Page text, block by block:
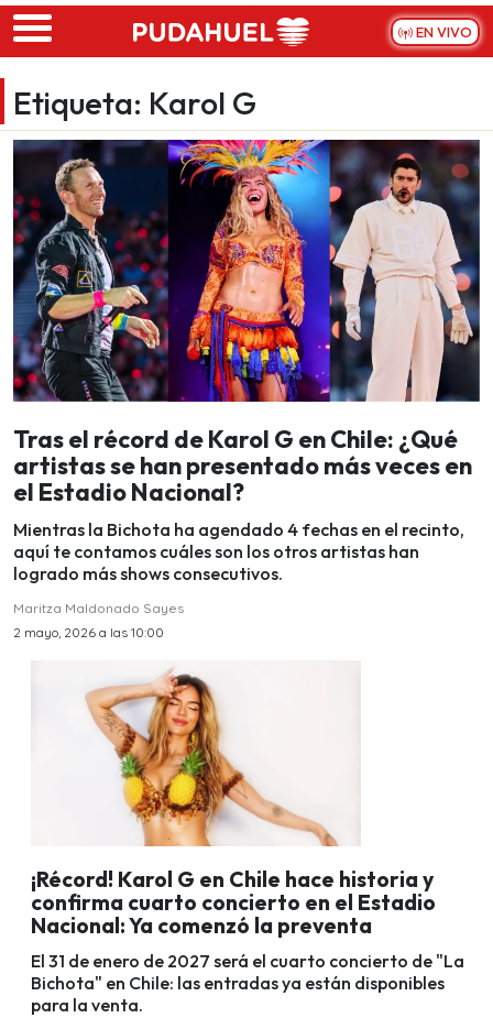
Skip to main content
EN VIVO
Etiqueta: Karol G
Tras el récord de Karol G en Chile: ¿Qué
artistas se han presentado más veces en
el Estadio Nacional?
Mientras la Bichota ha agendado 4 fechas en el recinto,
aquí te contamos cuáles son los otros artistas han
logrado más shows consecutivos.
Maritza Maldonado Sayes
2 mayo, 2026 a las 10:00
¡Récord! Karol G en Chile hace historia y
confirma cuarto concierto en el Estadio
Nacional: Ya comenzó la preventa
El 31 de enero de 2027 será el cuarto concierto de "La
Bichota" en Chile: las entradas ya están disponibles
para la venta.